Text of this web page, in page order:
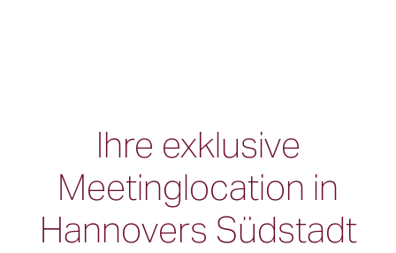
Ihre exklusive
Meetinglocation in
Hannovers Südstadt